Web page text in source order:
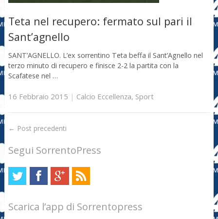
Teta nel recupero: fermato sul pari il
Sant’agnello
SANT’AGNELLO. L’ex sorrentino Teta beffa il Sant’Agnello nel
terzo minuto di recupero e finisce 2-2 la partita con la
Scafatese nel …
16 Febbraio 2015 | Calcio Eccellenza, Sport
← Post precedenti
Segui SorrentoPress
Scarica l’app di Sorrentopress